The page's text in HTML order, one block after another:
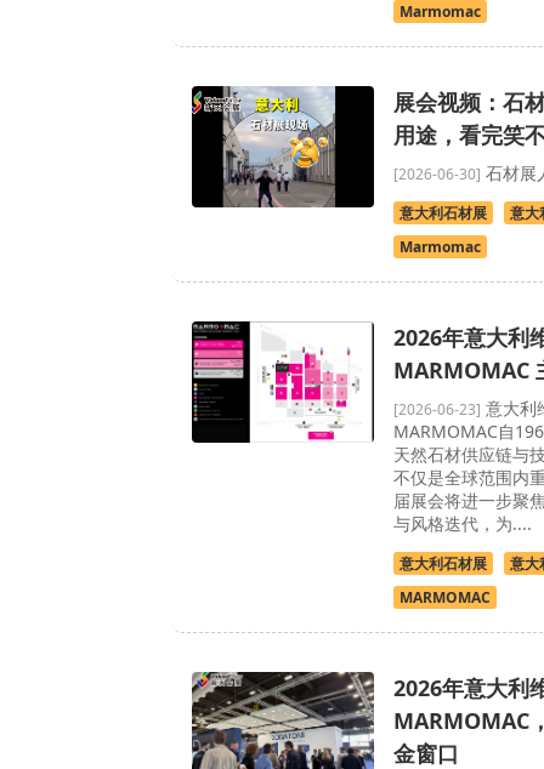
Marmomac
展会视频：石
用途，看完笑
[2026-06-30] 石材展
意大利石材展
意大
Marmomac
2026年意大利
MARMOMAC
[2026-06-23] 意大利
MARMOMAC自
天然石材供应链与
不仅是全球范围内
届展会将进一步聚
与风格迭代，为....
意大利石材展
意大
MARMOMAC
2026年意大利
MARMOMAC
金窗口